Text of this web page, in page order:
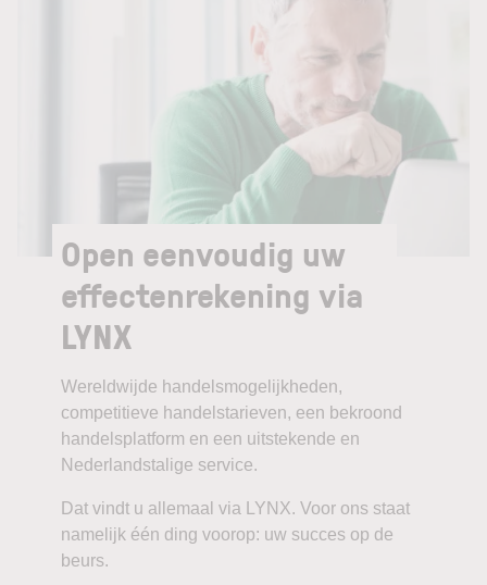
Open eenvoudig uw
effectenrekening via
LYNX
Wereldwijde handelsmogelijkheden,
competitieve handelstarieven, een bekroond
handelsplatform en een uitstekende en
Nederlandstalige service.
Dat vindt u allemaal via LYNX. Voor ons staat
namelijk één ding voorop: uw succes op de
beurs.